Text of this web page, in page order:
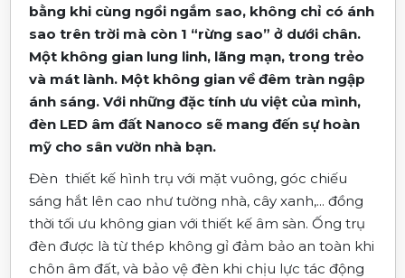
bằng khi cùng ngồi ngắm sao, không chỉ có ánh
sao trên trời mà còn 1 “rừng sao” ở dưới chân.
Một không gian lung linh, lãng mạn, trong trẻo
và mát lành. Một không gian về đêm tràn ngập
ánh sáng. Với những đặc tính ưu việt của mình,
đèn LED âm đất Nanoco sẽ mang đến sự hoàn
mỹ cho sân vườn nhà bạn.
Đèn thiết kế hình trụ với mặt vuông, góc chiếu
sáng hắt lên cao như tường nhà, cây xanh,... đồng
thời tối ưu không gian với thiết kế âm sàn. Ống trụ
đèn được là từ thép không gỉ đảm bảo an toàn khi
chôn âm đất, và bảo vệ đèn khi chịu lực tác động